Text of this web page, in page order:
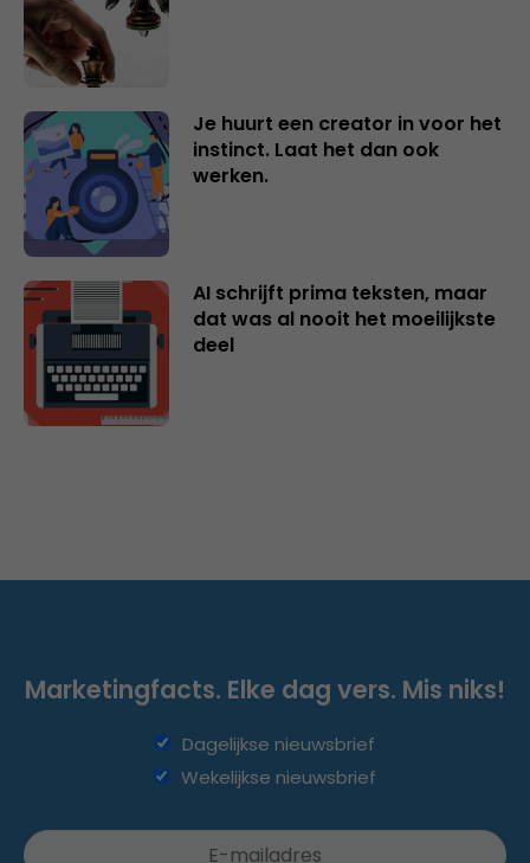
Je huurt een creator in voor het
instinct. Laat het dan ook
werken.
AI schrijft prima teksten, maar
dat was al nooit het moeilijkste
deel
Marketingfacts. Elke dag vers. Mis niks!
Dagelijkse nieuwsbrief
Wekelijkse nieuwsbrief